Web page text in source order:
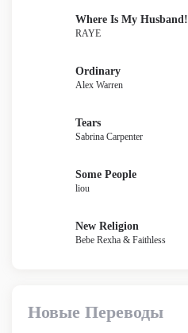
Where Is My Husband!
RAYE
Ordinary
Alex Warren
Tears
Sabrina Carpenter
Some People
liou
New Religion
Bebe Rexha & Faithless
Новые Переводы